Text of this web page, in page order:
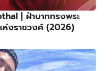
| ฝ่าบาททรงพระ
งราชวงศ์ (2026)